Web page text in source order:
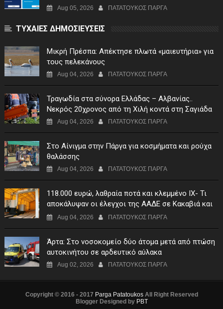
Αίτηση Ενίσχυσης
Aug 05, 2026 ΠΑΤΑΤΟΥΚΟΣ ΠΑΡΓΑ
ΤΥΧΑΙΕΣ ΔΗΜΟΣΙΕΥΣΕΙΣ
Μικρή Πρέσπα: Απέκτησε πλωτά «μαιευτήρια» για
τους πελεκάνους
Aug 04, 2026 ΠΑΤΑΤΟΥΚΟΣ ΠΑΡΓΑ
Τραγωδία στα σύνορα Ελλάδας – Αλβανίας..
Νεκρός 20χρονος από τη Χιλή κοντά στη Σαγιάδα
Aug 04, 2026 ΠΑΤΑΤΟΥΚΟΣ ΠΑΡΓΑ
Στο Αίνιγμα στην Πάργα για κοσμήματα και ρούχα
θαλάσσης
Aug 04, 2026 ΠΑΤΑΤΟΥΚΟΣ ΠΑΡΓΑ
118.000 ευρώ, λαθραία ποτά και κλεμμένο ΙΧ- Τι
αποκάλυψαν οι έλεγχοι της ΑΑΔΕ σε Κακαβιά και
Μαυρομάτι
Aug 04, 2026 ΠΑΤΑΤΟΥΚΟΣ ΠΑΡΓΑ
Άρτα: Στο νοσοκομείο δύο άτομα μετά από πτώση
αυτοκινήτου σε αρδευτικό αύλακα
Aug 02, 2026 ΠΑΤΑΤΟΥΚΟΣ ΠΑΡΓΑ
Copyright © 2016 - 2017 Parga PatatoukosAll Right Reserved
Blogger Designed by PBT